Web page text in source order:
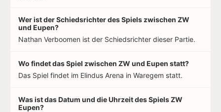
Wer ist der Schiedsrichter des Spiels zwischen ZW
und Eupen?
Nathan Verboomen ist der Schiedsrichter dieser Partie.
Wo findet das Spiel zwischen ZW und Eupen statt?
Das Spiel findet im Elindus Arena in Waregem statt.
Was ist das Datum und die Uhrzeit des Spiels ZW
Eupen?